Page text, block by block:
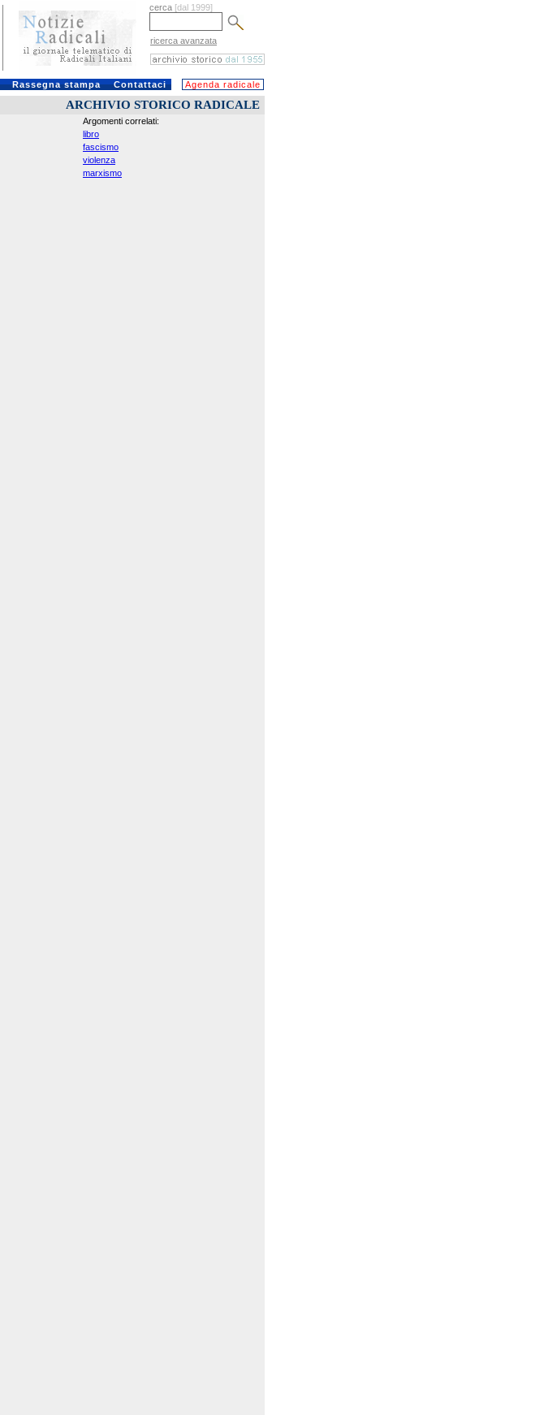
cerca [dal 1999]
ricerca avanzata
Rassegna stampa Contattaci Agenda radicale
ARCHIVIO STORICO RADICALE
Argomenti correlati:
libro
fascismo
violenza
marxismo